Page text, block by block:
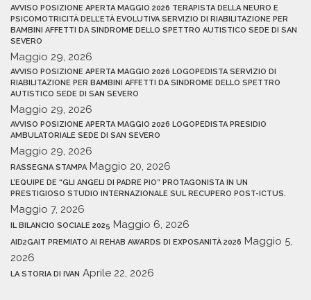
AVVISO POSIZIONE APERTA MAGGIO 2026 TERAPISTA DELLA NEURO E
PSICOMOTRICITÀ DELL’ETÀ EVOLUTIVA SERVIZIO DI RIABILITAZIONE PER
BAMBINI AFFETTI DA SINDROME DELLO SPETTRO AUTISTICO SEDE DI SAN
SEVERO
Maggio 29, 2026
AVVISO POSIZIONE APERTA MAGGIO 2026 LOGOPEDISTA SERVIZIO DI
RIABILITAZIONE PER BAMBINI AFFETTI DA SINDROME DELLO SPETTRO
AUTISTICO SEDE DI SAN SEVERO
Maggio 29, 2026
AVVISO POSIZIONE APERTA MAGGIO 2026 LOGOPEDISTA PRESIDIO
AMBULATORIALE SEDE DI SAN SEVERO
Maggio 29, 2026
RASSEGNA STAMPA Maggio 20, 2026
L’EQUIPE DE “GLI ANGELI DI PADRE PIO” PROTAGONISTA IN UN
PRESTIGIOSO STUDIO INTERNAZIONALE SUL RECUPERO POST-ICTUS.
Maggio 7, 2026
IL BILANCIO SOCIALE 2025 Maggio 6, 2026
AID2GAIT PREMIATO AI REHAB AWARDS DI EXPOSANITÀ 2026 Maggio 5,
2026
LA STORIA DI IVAN Aprile 22, 2026